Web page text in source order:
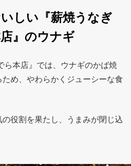
しい『薪焼うなぎ
』のウナギ
ら本店』では、ウナギのかば焼
め、やわらかくジューシーな食
役割を果たし、うまみが閉じ込